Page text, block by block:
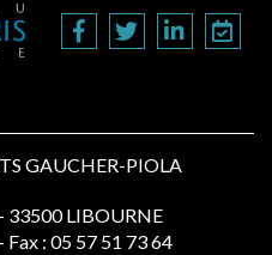
GAUCHER-PIOLA
33500 LIBOURNE
- Fax : 05 57 51 73 64